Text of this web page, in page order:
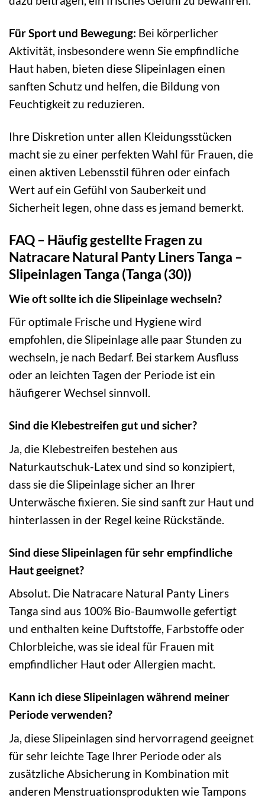
Für Sport und Bewegung: Bei körperlicher
Aktivität, insbesondere wenn Sie empfindliche
Haut haben, bieten diese Slipeinlagen einen
sanften Schutz und helfen, die Bildung von
Feuchtigkeit zu reduzieren.
Ihre Diskretion unter allen Kleidungsstücken
macht sie zu einer perfekten Wahl für Frauen, die
einen aktiven Lebensstil führen oder einfach
Wert auf ein Gefühl von Sauberkeit und
Sicherheit legen, ohne dass es jemand bemerkt.
FAQ – Häufig gestellte Fragen zu
Natracare Natural Panty Liners Tanga –
Slipeinlagen Tanga (Tanga (30))
Wie oft sollte ich die Slipeinlage wechseln?
Für optimale Frische und Hygiene wird
empfohlen, die Slipeinlage alle paar Stunden zu
wechseln, je nach Bedarf. Bei starkem Ausfluss
oder an leichten Tagen der Periode ist ein
häufigerer Wechsel sinnvoll.
Sind die Klebestreifen gut und sicher?
Ja, die Klebestreifen bestehen aus
Naturkautschuk-Latex und sind so konzipiert,
dass sie die Slipeinlage sicher an Ihrer
Unterwäsche fixieren. Sie sind sanft zur Haut und
hinterlassen in der Regel keine Rückstände.
Sind diese Slipeinlagen für sehr empfindliche
Haut geeignet?
Absolut. Die Natracare Natural Panty Liners
Tanga sind aus 100% Bio-Baumwolle gefertigt
und enthalten keine Duftstoffe, Farbstoffe oder
Chlorbleiche, was sie ideal für Frauen mit
empfindlicher Haut oder Allergien macht.
Kann ich diese Slipeinlagen während meiner
Periode verwenden?
Ja, diese Slipeinlagen sind hervorragend geeignet
für sehr leichte Tage Ihrer Periode oder als
zusätzliche Absicherung in Kombination mit
anderen Menstruationsprodukten wie Tampons